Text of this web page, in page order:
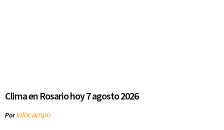
Clima en Rosario hoy 7 agosto 2026
Porinfocampo